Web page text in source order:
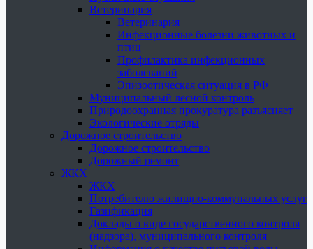
Ветеринария
Ветеринария
Инфекционные болезни животных и
птиц
Профилактика инфекционных
заболеваний
Эпизоотическая ситуация в РФ
Муниципальный лесной контроль
Природоохранная прокуратура разъясняет
Экологические отряды
Дорожное строительство
Дорожное строительство
Дорожный ремонт
ЖКХ
ЖКХ
Потребителю жилищно-коммунальных услуг
Газификация
Доклады о виде государственного контроля
(надзора), муниципального контроля